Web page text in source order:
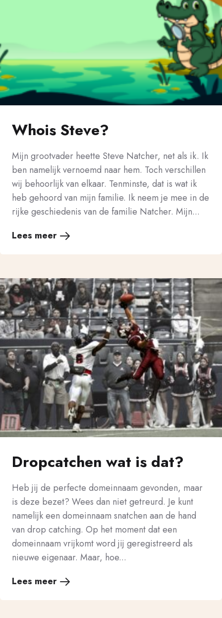
Whois Steve?
Mijn grootvader heette Steve Natcher, net als ik. Ik
ben namelijk vernoemd naar hem. Toch verschillen
wij behoorlijk van elkaar. Tenminste, dat is wat ik
heb gehoord van mijn familie. Ik neem je mee in de
rijke geschiedenis van de familie Natcher. Mijn...
Lees meer
Dropcatchen wat is dat?
Heb jij de perfecte domeinnaam gevonden, maar
is deze bezet? Wees dan niet getreurd. Je kunt
namelijk een domeinnaam snatchen aan de hand
van drop catching. Op het moment dat een
domeinnaam vrijkomt word jij geregistreerd als
nieuwe eigenaar. Maar, hoe...
Lees meer